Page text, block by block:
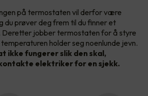
på termostaten vil derfor være
du prøver deg frem til du finner et
jobber termostaten for å styre
holder seg noenlunde jevn.
ikke fungerer slik den skal,
elektriker for en sjekk.